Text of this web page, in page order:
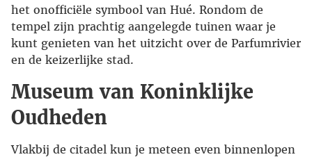
het onofficiële symbool van Hué. Rondom de
tempel zijn prachtig aangelegde tuinen waar je
kunt genieten van het uitzicht over de Parfumrivier
en de keizerlijke stad.
Museum van Koninklijke
Oudheden
Vlakbij de citadel kun je meteen even binnenlopen